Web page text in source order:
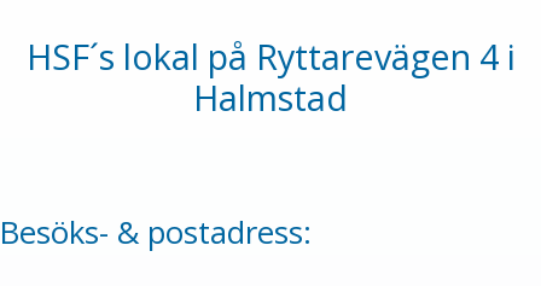
HSF´s lokal på Ryttarevägen 4 i
Halmstad
Besöks- & postadress: